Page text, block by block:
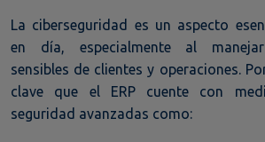
La ciberseguridad es un aspecto
en día, especialmente al
sensibles de clientes y operaciones.
clave que el ERP cuente con
seguridad avanzadas como: